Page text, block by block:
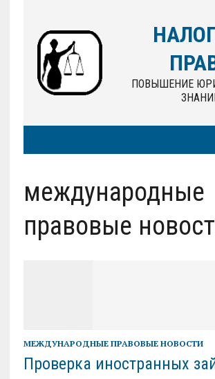
ПОВЫШЕНИЕ
международные
правовые
МЕЖДУНАРОДНЫЕ ПРАВОВЫЕ НОВОСТИ
Проверка иностранных